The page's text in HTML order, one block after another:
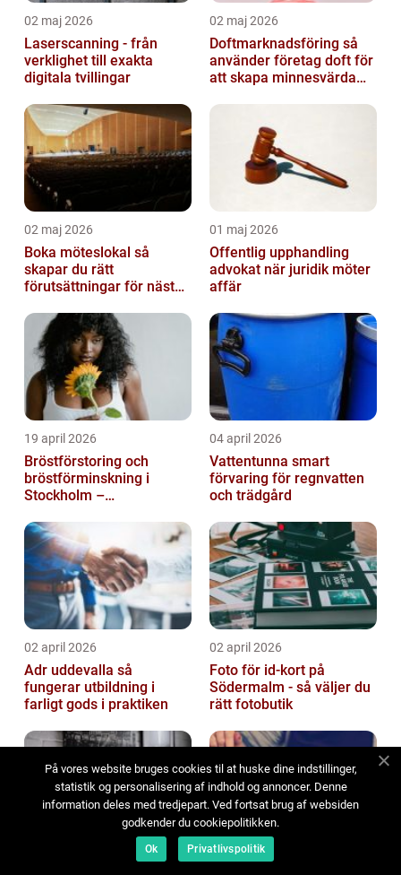
02 maj 2026
Laserscanning - från
verklighet till exakta
digitala tvillingar
02 maj 2026
Doftmarknadsföring så
använder företag doft för
att skapa minnesvärda
02 maj 2026
Boka möteslokal så
skapar du rätt
förutsättningar för nästa
01 maj 2026
Offentlig upphandling
advokat när juridik möter
affär
19 april 2026
Bröstförstoring och
bröstförminskning i
Stockholm –
04 april 2026
Vattentunna smart
förvaring för regnvatten
och trädgård
02 april 2026
Adr uddevalla så
fungerar utbildning i
farligt gods i praktiken
02 april 2026
Foto för id-kort på
Södermalm - så väljer du
rätt fotobutik
05 mars 2026
På vores website bruges cookies til at huske dine indstillinger,
statistik og personalisering af indhold og annoncer. Denne
information deles med tredjepart. Ved fortsat brug af websiden
godkender du cookiepolitikken.
Ok Privatlivspolitik